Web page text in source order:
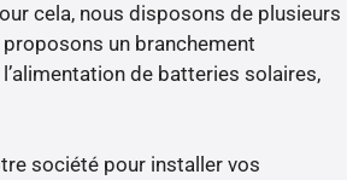
cela, nous disposons de plusieurs
un branchement
de batteries solaires,
société pour installer vos